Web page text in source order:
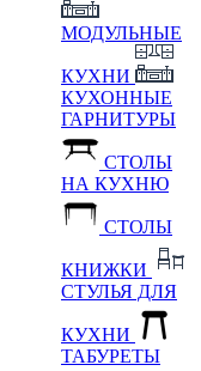
МОДУЛЬНЫЕ
КУХНИ
КУХОННЫЕ
ГАРНИТУРЫ
СТОЛЫ
НА КУХНЮ
СТОЛЫ
КНИЖКИ
СТУЛЬЯ ДЛЯ
КУХНИ
ТАБУРЕТЫ